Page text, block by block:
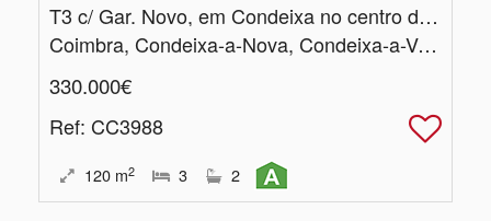
T3 c/ Gar.​ Novo, em Condeixa no centro da Vila
Coimbra, Condeixa-a-Nova, Condeixa-a-Velha e Condeixa-a-Nova
330.000€
Ref: CC3988
120 m2 3 2